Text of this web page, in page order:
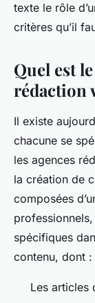
texte le rôle
critères qu’il
Quel est
rédaction
Il existe
chacune se
les agences
la création de
composées
spécifiques
contenu, dont :
Les articles